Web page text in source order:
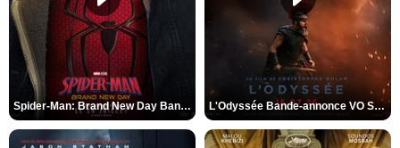
Spider-Man: Brand New Day Bande-annonce VO STFR L'Odyssée Bande-annonce VO STFR